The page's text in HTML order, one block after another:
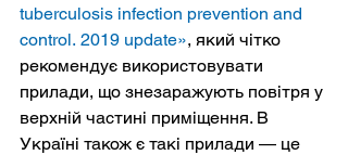
tuberculosis infection prevention and
control. 2019 update», який чітко
рекомендує використовувати
прилади, що знезаражують повітря у
верхній частині приміщення. В
Україні також є такі прилади — це